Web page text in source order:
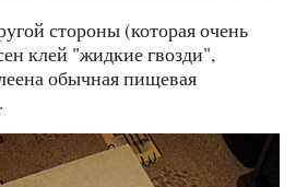
стороны (которая очень
клей "жидкие гвозди",
обычная пищевая